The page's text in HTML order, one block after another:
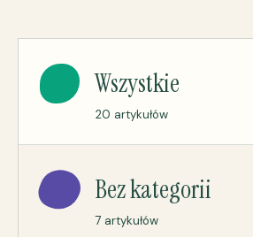
Wszystkie
20 artykułów
Bez kategorii
7 artykułów